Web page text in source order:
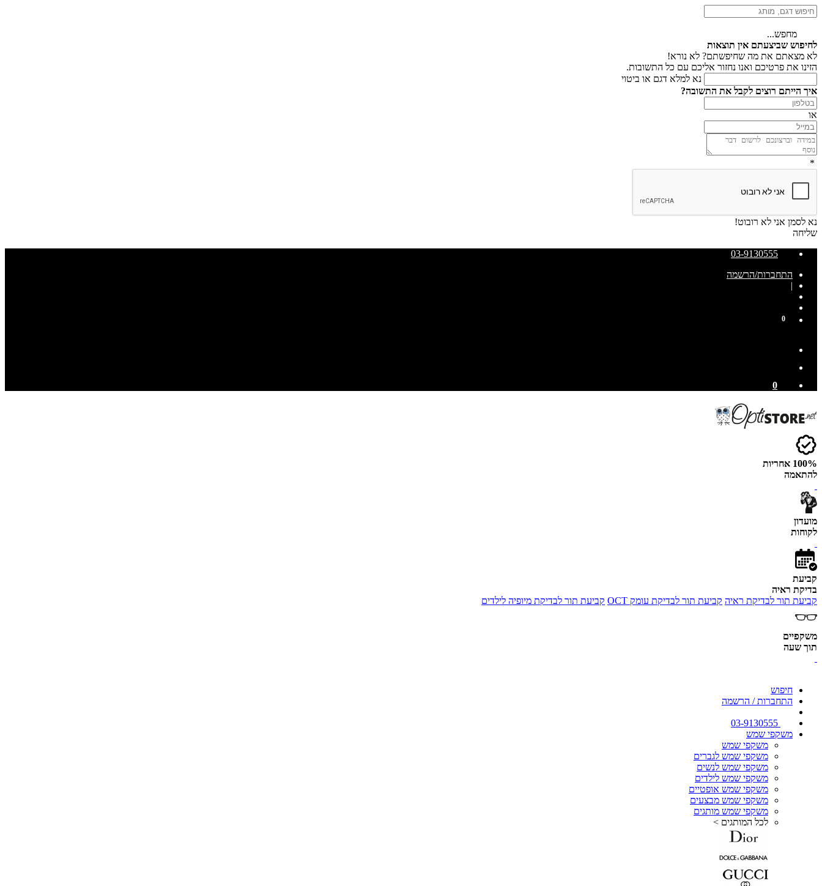
מחפש...
לחיפוש שביצעתם אין תוצאות
לא מצאתם את מה שחיפשתם? לא נורא!
הזינו את פרטיכם ואנו נחזור אליכם עם כל התשובות.
נא למלא דגם או ביטוי
איך הייתם רוצים לקבל את התשובה?
או
*
נא לסמן אני לא רובוט!
שליחה
03-9130555
התחברות/הרשמה
|
0
0
100% אחריות
להתאמה
מועדון
לקוחות
קביעת
בדיקת ראיה
קביעת תור לבדיקת ראיה קביעת תור לבדיקת עומק OCT קביעת תור לבדיקת מיופיה לילדים
משקפיים
תוך שעה
חיפוש
התחברות / הרשמה
משקפי שמש
משקפי שמש
משקפי שמש לגברים
משקפי שמש לנשים
משקפי שמש לילדים
משקפי שמש אופטיים
משקפי שמש מבצעים
משקפי שמש מותגים
לכל המותגים >